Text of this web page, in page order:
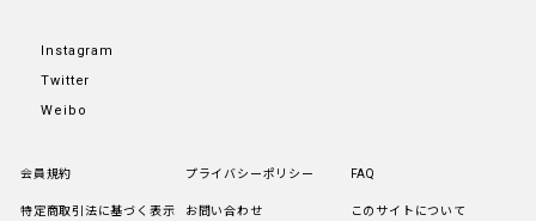
Instagram
Twitter
Weibo
会員規約 プライバシーポリシー FAQ
特定商取引法に基づく表示 お問い合わせ このサイトについて